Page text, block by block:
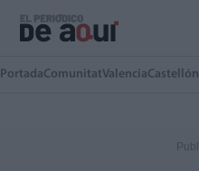
PortadaComunitatValenciaCastellón